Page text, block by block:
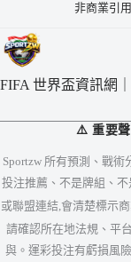
非商業引
FIFA 世界盃資訊網
⚠️ 重要聲
Sportzw 所有預測、戰
投注推薦、不是牌組、
或聯盟連結,會清楚標示
請確認所在地法規、平
與。運彩投注有虧損風